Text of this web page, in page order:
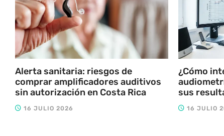
Alerta sanitaria: riesgos de
comprar amplificadores auditivos
sin autorización en Costa Rica
16 JULIO 2026
¿Cómo
sus
16 JULIO